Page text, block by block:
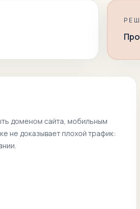
доменом сайта, мобильным
не доказывает плохой трафик: